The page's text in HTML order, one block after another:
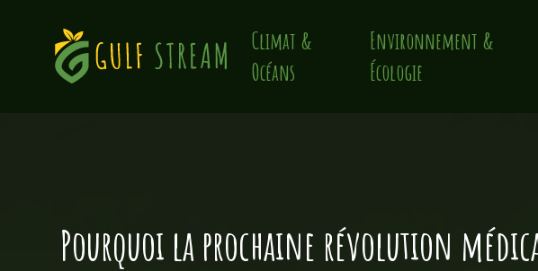
Climat &
Océans
Environnement &
Écologie
Pourquoi la prochaine révolution